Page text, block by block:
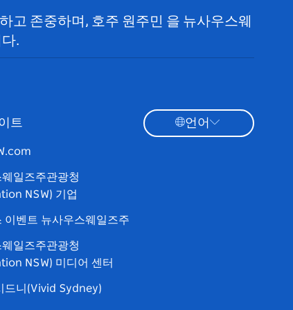
존중하며, 호주 원주민 을 뉴사우스웨
.
트
일즈주관광청
NSW) 기업
이벤트 뉴사우스웨일즈주
일즈주관광청
NSW) 미디어 센터
드니(Vivid Sydney)
언어